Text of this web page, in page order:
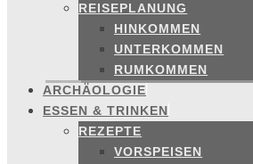
REISEPLANUNG
HINKOMMEN
UNTERKOMMEN
RUMKOMMEN
ARCHÄOLOGIE
ESSEN & TRINKEN
REZEPTE
VORSPEISEN